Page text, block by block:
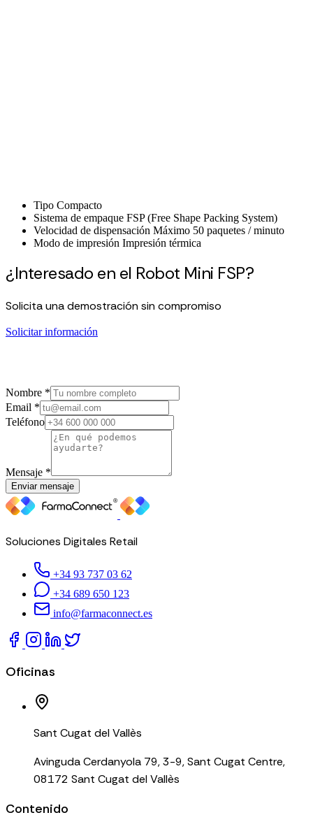
Tipo Compacto
Sistema de empaque FSP (Free Shape Packing System)
Velocidad de dispensación Máximo 50 paquetes / minuto
Modo de impresión Impresión térmica
¿Interesado en el Robot Mini FSP?
Solicita una demostración sin compromiso
Solicitar información
Nombre *
Email *
Teléfono
Mensaje *
Enviar mensaje
Soluciones Digitales Retail
+34 93 737 03 62
+34 689 650 123
info@farmaconnect.es
Oficinas
Sant Cugat del Vallès
Avinguda Cerdanyola 79, 3-9, Sant Cugat Centre,
08172 Sant Cugat del Vallès
Contenido